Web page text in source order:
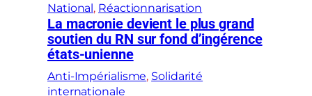
National, Réactionnarisation
La macronie devient le plus grand
soutien du RN sur fond d’ingérence
états-unienne
Anti-Impérialisme, Solidarité
internationale